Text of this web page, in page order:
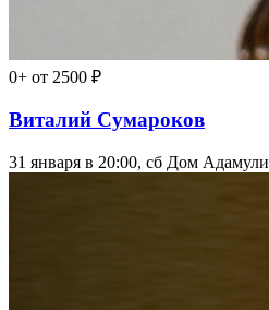
0+ от 2500 ₽
Виталий Сумароков
31 января в 20:00, сб Дом Адамули